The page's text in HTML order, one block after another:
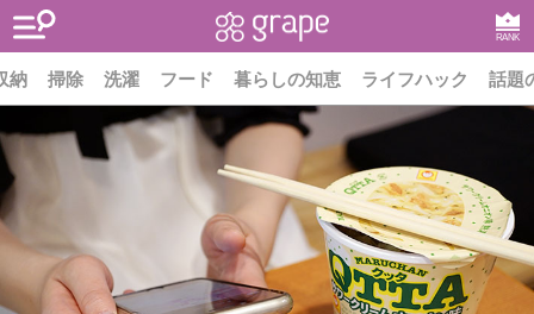
RANK
納 掃除 洗濯 フード 暮らしの知恵 ライフハック 話題